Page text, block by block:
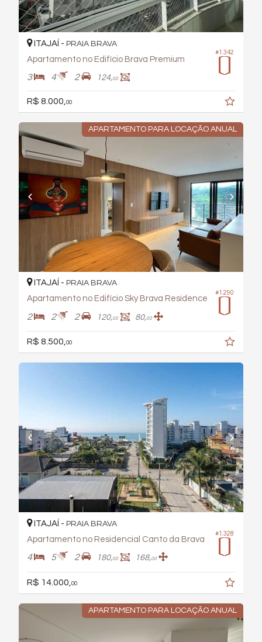
#1.342
ITAJAÍ - PRAIA BRAVA
Apartamento no Edifício Brava Premium
3 4 2 124,00
R$ 8.000, 00
APARTAMENTO PARA LOCAÇÃO ANUAL
#1.290
ITAJAÍ - PRAIA BRAVA
Apartamento no Edifício Sky Brava Residence
2 2 2 120,00 80,00
R$ 8.500,00
#1.328
ITAJAÍ - PRAIA BRAVA
Apartamento no Residencial Canto da Brava
4 5 2 180,00 168,00
R$ 14.000, 00
APARTAMENTO PARA LOCAÇÃO ANUAL